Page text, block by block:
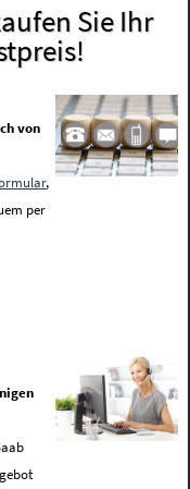
Sie Ihr
von
,
per